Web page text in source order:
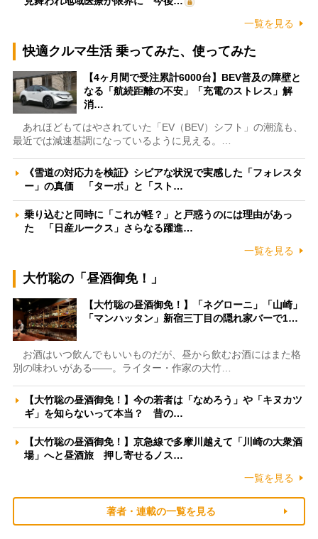
一覧を見る
快適クルマ生活 乗ってみた、使ってみた
【4ヶ月間で受注累計6000台】BEV普及の障壁と
なる「航続距離の不安」「充電のストレス」解
消…
あれほどもてはやされていた「EV（BEV）シフト」の潮流も、
最近では減速基調になっているように見える。…
《雪道の対応力を検証》シビアな状況で実感した「フォレスタ
ー」の真価 「ターボ」と「スト…
乗り込むと同時に「これが軽？」と戸惑うのには理由があっ
た 「日産ルークス」さらなる躍進…
一覧を見る
大竹聡の「昼酒御免！」
【大竹聡の昼酒御免！】「ネグローニ」「山崎」
「マンハッタン」新宿三丁目の隠れ家バーで1…
お酒はいつ飲んでもいいものだが、昼から飲むお酒にはまた格
別の味わいがある――。ライター・作家の大竹…
【大竹聡の昼酒御免！】今の若者は「なめろう」や「キヌカツ
ギ」を知らないって本当？ 昔の…
【大竹聡の昼酒御免！】京急線で多摩川越えて「川崎の大衆酒
場」へと昼酒旅 押し寄せるノス…
一覧を見る
著者・連載の一覧を見る